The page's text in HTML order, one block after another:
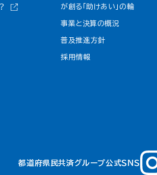
が創る「助けあい」の輪
事業と決算の概況
普及推進方針
採用情報
都道府県民共済グループ公式ＳＮＳ